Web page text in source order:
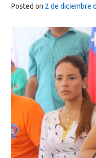
Posted on 2 de diciembre